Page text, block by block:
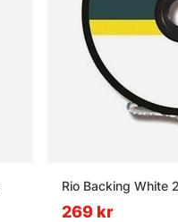
Rio Backing White
269 kr